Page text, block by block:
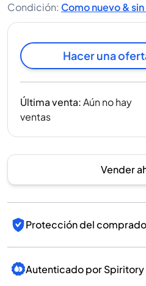
Condición: Como nuevo &
Hacer una
Última venta:Aún no hay
ventas
Vender
Protección del
Autenticado por Spiritory